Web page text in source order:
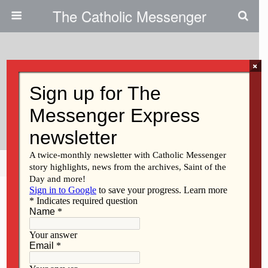
The Catholic Messenger
¡Bendícenos, Señor, Con Tu
Presencia!
Share Tweet Pin Mail
×